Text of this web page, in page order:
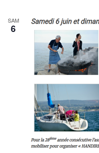
SAM
6